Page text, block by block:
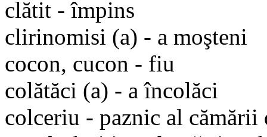
clătit - împins
clirinomisi (a) - a moşteni
cocon, cucon - fiu
colătăci (a) - a încolăci
colceriu - paznic al cămării